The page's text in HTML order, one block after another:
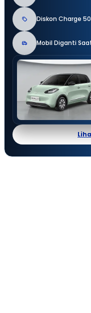
Diskon Charge
Mobil Diganti